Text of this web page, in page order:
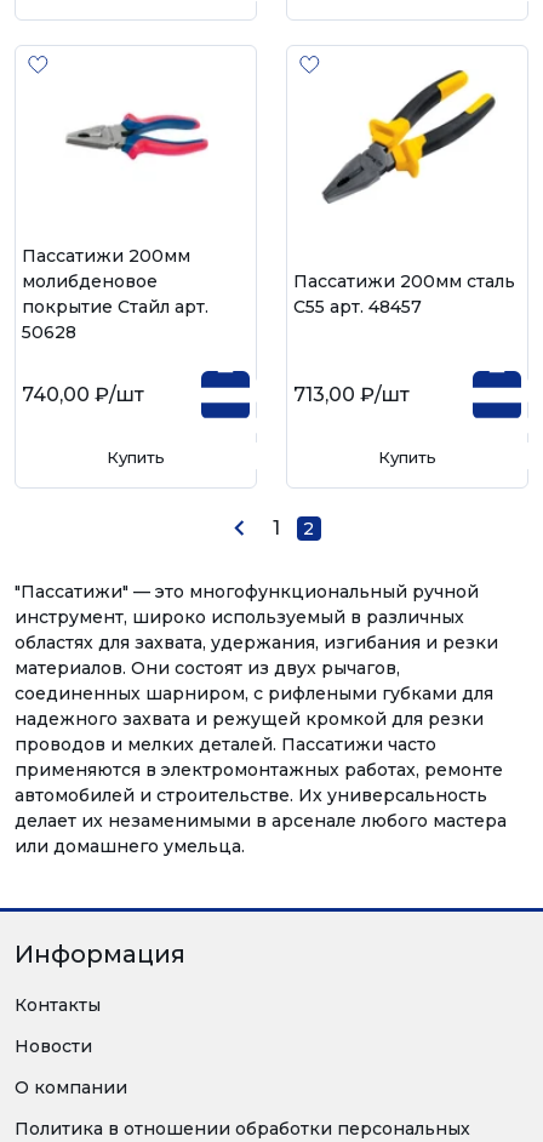
Пассатижи 200мм
молибденовое
покрытие Стайл арт.
50628
740,00 ₽/шт
Купить
Пассатижи 200мм сталь
С55 арт. 48457
713,00 ₽/шт
Купить
1 2
"Пассатижи" — это многофункциональный ручной
инструмент, широко используемый в различных
областях для захвата, удержания, изгибания и резки
материалов. Они состоят из двух рычагов,
соединенных шарниром, с рифлеными губками для
надежного захвата и режущей кромкой для резки
проводов и мелких деталей. Пассатижи часто
применяются в электромонтажных работах, ремонте
автомобилей и строительстве. Их универсальность
делает их незаменимыми в арсенале любого мастера
или домашнего умельца.
Информация
Контакты
Новости
О компании
Политика в отношении обработки персональных